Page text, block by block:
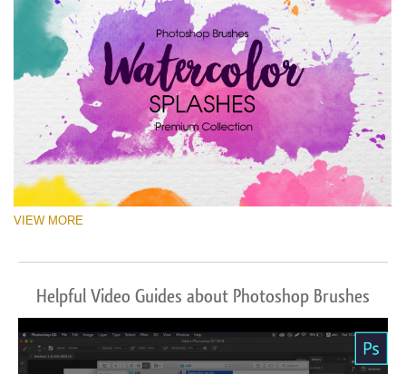
(36 Ps Brushes)
Free download
VIEW MORE
Helpful Video Guides about Photoshop Brushes